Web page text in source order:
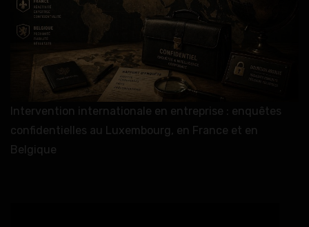
Intervention internationale en entreprise : enquêtes
confidentielles au Luxembourg, en France et en
Belgique